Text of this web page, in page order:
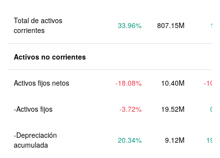
Total de activos
corrientes
33.96% 807.15M
Activos no corrientes
Activos fijos netos -18.08% 10.40M -
-Activos fijos -3.72% 19.52M
-Depreciación
20.34% 9.12M